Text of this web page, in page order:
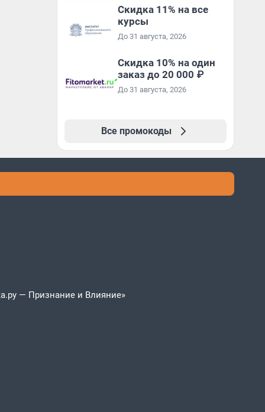
Скидка 11% на все
курсы
До 31 августа, 2026
Скидка 10% на один
заказ до 20 000 ₽
До 31 августа, 2026
Все промокоды
— Признание и Влияние»